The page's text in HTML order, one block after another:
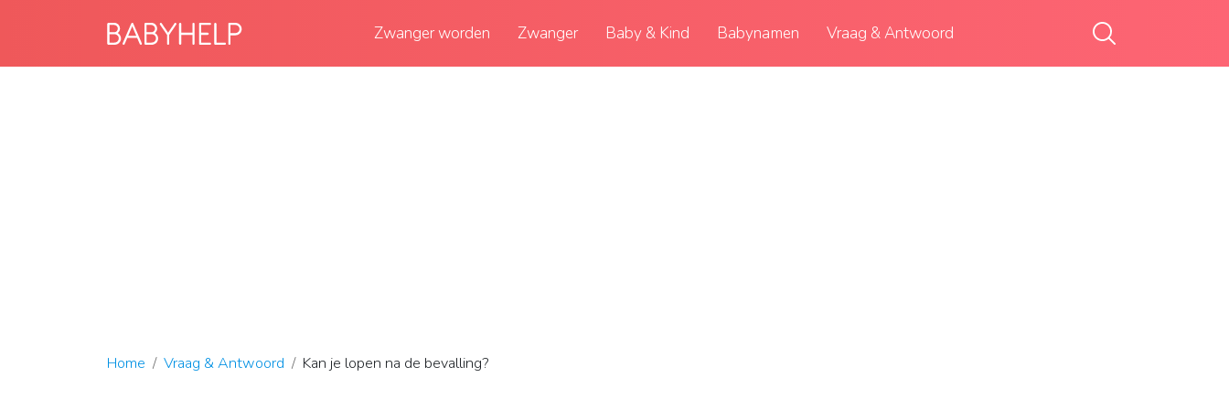
Zwanger worden Zwanger Baby & Kind Babynamen Vraag & Antwoord
Home Vraag & Antwoord Kan je lopen na de bevalling?